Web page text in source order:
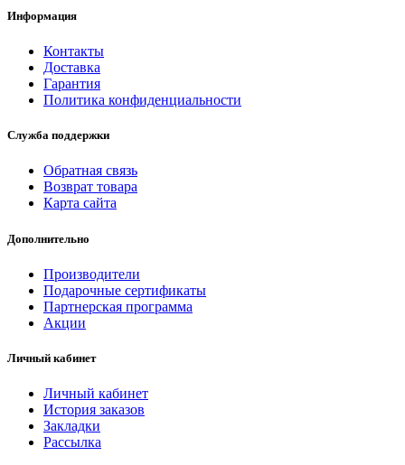
Информация
Контакты
Доставка
Гарантия
Политика конфиденциальности
Служба поддержки
Обратная связь
Возврат товара
Карта сайта
Дополнительно
Производители
Подарочные сертификаты
Партнерская программа
Акции
Личный кабинет
Личный кабинет
История заказов
Закладки
Рассылка